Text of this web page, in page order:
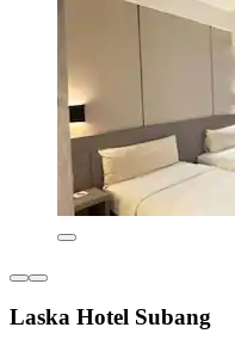
Laska Hotel Subang